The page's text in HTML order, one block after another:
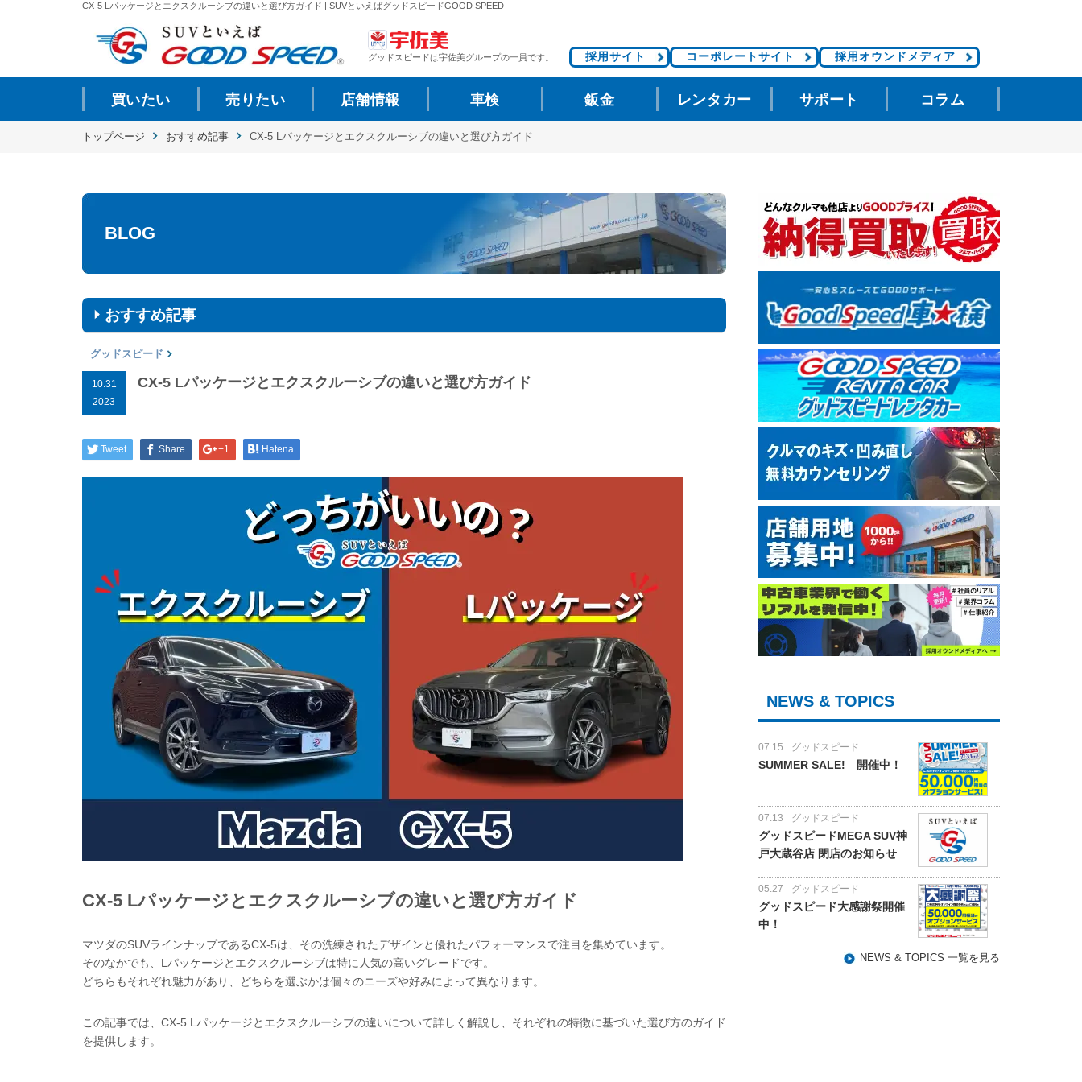
CX-5 Lパッケージとエクスクルーシブの違いと選び方ガイド | SUVといえばグッドスピードGOOD SPEED
グッドスピードは宇佐美グループの一員です。 採用サイト コーポレートサイト 採用オウンドメディア
買いたい 売りたい 店舗情報 車検 鈑金 レンタカー サポート コラム
トップページ おすすめ記事 CX-5 Lパッケージとエクスクルーシブの違いと選び方ガイド
BLOG
おすすめ記事
グッドスピード
10.31
2023
CX-5 Lパッケージとエクスクルーシブの違いと選び方ガイド
Tweet Share +1 Hatena
CX-5 Lパッケージとエクスクルーシブの違いと選び方ガイド
マツダのSUVラインナップであるCX-5は、その洗練されたデザインと優れたパフォーマンスで注目を集めています。
そのなかでも、Lパッケージとエクスクルーシブは特に人気の高いグレードです。
どちらもそれぞれ魅力があり、どちらを選ぶかは個々のニーズや好みによって異なります。
この記事では、CX-5 Lパッケージとエクスクルーシブの違いについて詳しく解説し、それぞれの特徴に基づいた選び方のガイド
を提供します。
NEWS & TOPICS
07.15 グッドスピード
SUMMER SALE! 開催中！
07.13 グッドスピード
グッドスピードMEGA SUV神
戸大蔵谷店 閉店のお知らせ
05.27 グッドスピード
グッドスピード大感謝祭開催
中！
NEWS & TOPICS 一覧を見る